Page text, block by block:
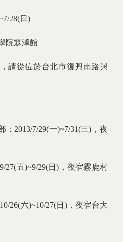
28(日)
院霖澤館
請從位於台北市復興南路與
2013/7/29(一)~7/31(三)，夜
27(五)~9/29(日)，夜宿霧鹿村
26(六)~10/27(日)，夜宿台大